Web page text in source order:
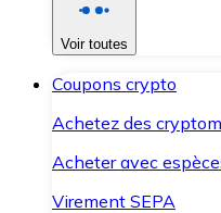
Voir toutes
Coupons crypto
Achetez des
Acheter avec
Virement SEPA